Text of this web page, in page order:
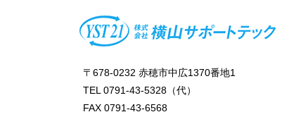
〒678-0232 赤穂市中広1370番地1
TEL 0791-43-5328（代）
FAX 0791-43-6568